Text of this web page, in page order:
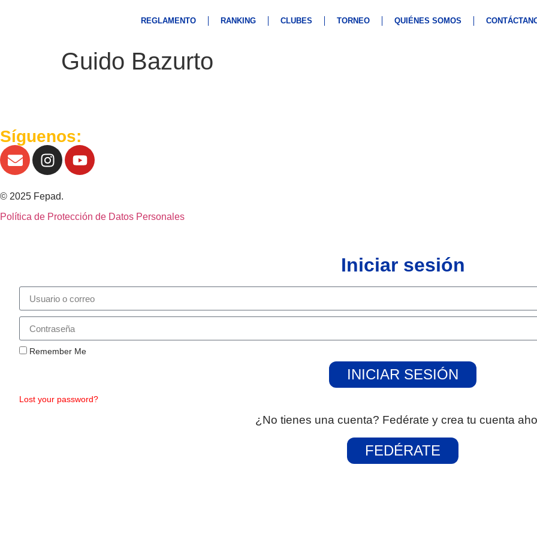
REGLAMENTO RANKING CLUBES TORNEO QUIÉNES SOMOS
Guido Bazurto
Síguenos:
© 2025 Fepad.
Política de Protección de Datos Personales
Iniciar sesión
Remember Me
INICIAR SESIÓN
Lost your password?
¿No tienes una cuenta? Fedérate y crea tu cuenta
FEDÉRATE